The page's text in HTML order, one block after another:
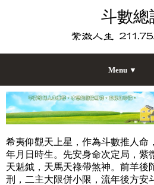
斗數總
Menu ▼
希夷仰觀天上星，作為斗數推人命
年月日時生。先安身命次定局，紫
天魁鉞，天馬天祿帶煞神。前羊後
刑，二主大限併小限，流年後方安